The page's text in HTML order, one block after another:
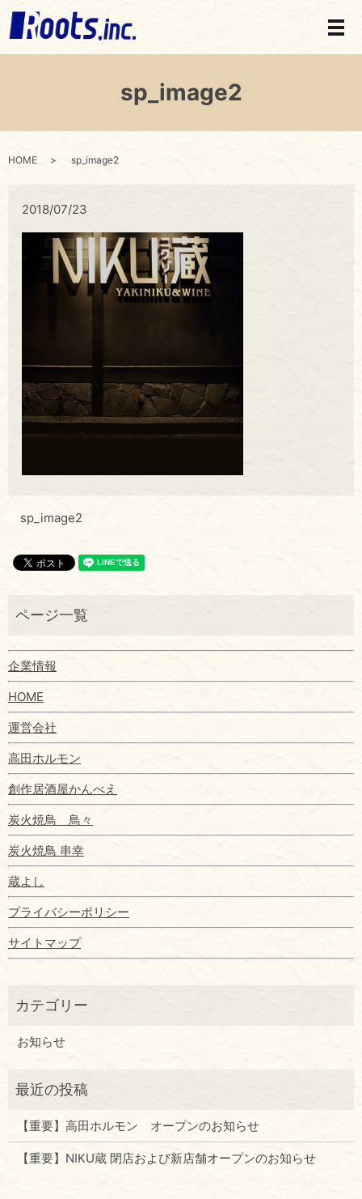
メ
sp_image2
HOME sp_image2
2018/07/23
sp_image2
企業情報
HOME
運営会社
高田ホルモン
創作居酒屋かんべえ
炭火焼鳥 鳥々
炭火焼鳥 串幸
蔵よし
プライバシーポリシー
サイトマップ
お知らせ
【重要】高田ホルモン オープンのお知らせ
【重要】NIKU蔵 閉店および新店舗オープンのお知らせ